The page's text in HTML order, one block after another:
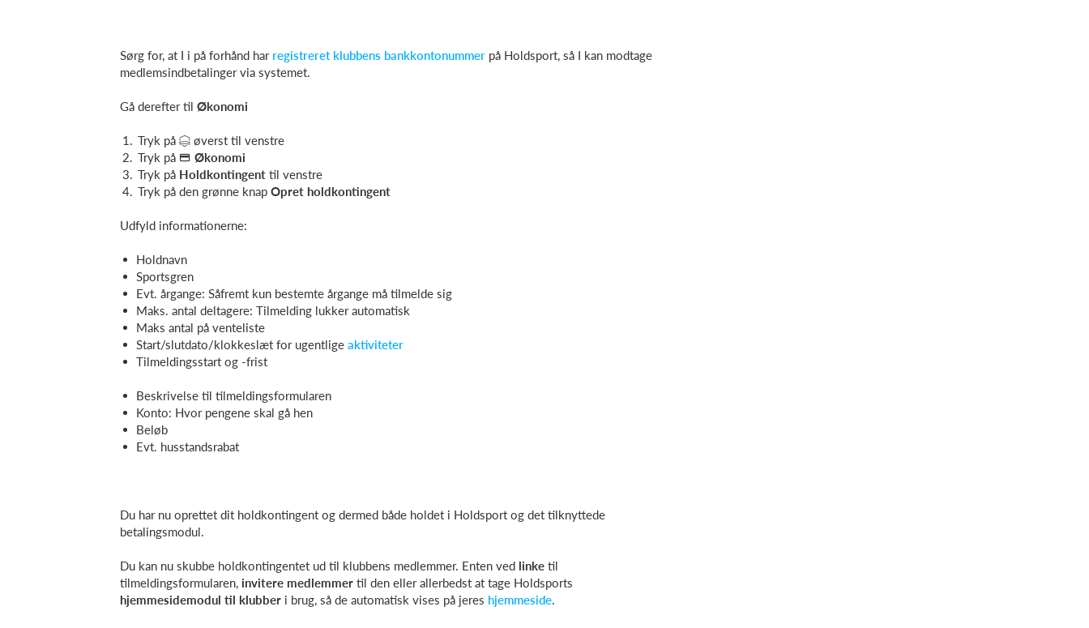
Sørg for, at I i på forhånd har registreret klubbens bankkontonummer på Holdsport, så I kan modtage
medlemsindbetalinger via systemet.
Gå derefter til Økonomi
Tryk på
øverst til venstre
Tryk på
Økonomi
Tryk på Holdkontingent til venstre
Tryk på den grønne knap Opret holdkontingent
Udfyld informationerne:
Holdnavn
Sportsgren
Evt. årgange: Såfremt kun bestemte årgange må tilmelde sig
Maks. antal deltagere: Tilmelding lukker automatisk
Maks antal på venteliste
Start/slutdato/klokkeslæt for ugentlige aktiviteter
Tilmeldingsstart og -frist
Beskrivelse til tilmeldingsformularen
Konto: Hvor pengene skal gå hen
Beløb
Evt. husstandsrabat
Du har nu oprettet dit holdkontingent og dermed både holdet i Holdsport og det tilknyttede
betalingsmodul.
Du kan nu skubbe holdkontingentet ud til klubbens medlemmer. Enten ved linke til
tilmeldingsformularen, invitere medlemmer til den eller allerbedst at tage Holdsports
hjemmesidemodul til klubber i brug, så de automatisk vises på jeres hjemmeside.